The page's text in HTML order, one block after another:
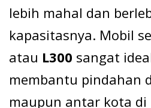
lebih mahal dan
kapasitasnya. Mobil
atau L300 sangat
membantu pindahan
maupun antar kota di